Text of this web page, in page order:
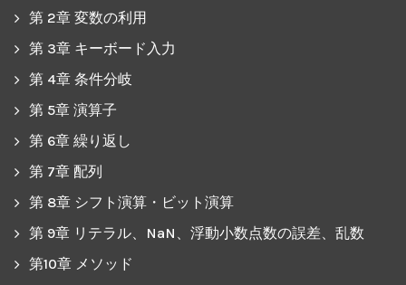
第 2章 変数の利用
第 3章 キーボード入力
第 4章 条件分岐
第 5章 演算子
第 6章 繰り返し
第 7章 配列
第 8章 シフト演算・ビット演算
第 9章 リテラル、NaN、浮動小数点数の誤差、乱数
第10章 メソッド